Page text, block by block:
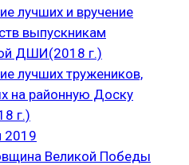
лучших и вручение
выпускникам
ДШИ(2018 г.)
лучших тружеников,
на районную Доску
г.)
2019
Великой Победы